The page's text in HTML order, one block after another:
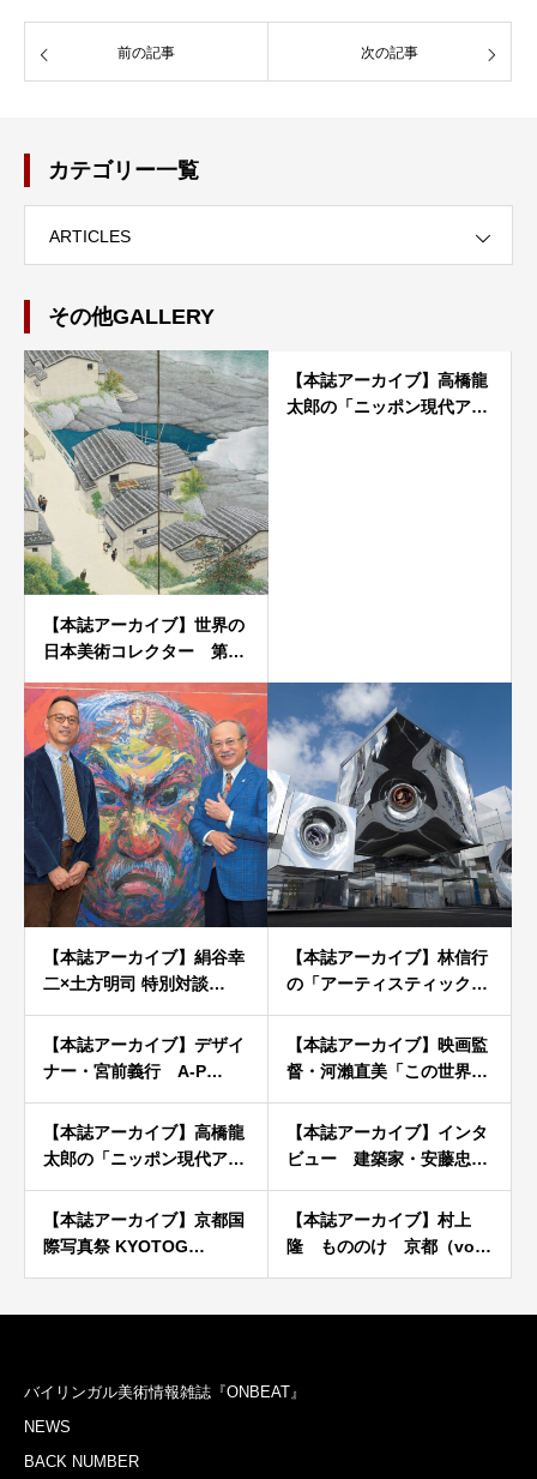
前の記事 次の記事
カテゴリー一覧
ARTICLES
その他GALLERY
【本誌アーカイブ】世界の
日本美術コレクター 第…
【本誌アーカイブ】高橋龍
太郎の「ニッポン現代ア…
【本誌アーカイブ】絹谷幸
二×土方明司 特別対談…
【本誌アーカイブ】林信行
の「アーティスティック…
【本誌アーカイブ】デザイ
ナー・宮前義行 A-P…
【本誌アーカイブ】映画監
督・河瀨直美「この世界…
【本誌アーカイブ】高橋龍
太郎の「ニッポン現代ア…
【本誌アーカイブ】インタ
ビュー 建築家・安藤忠…
【本誌アーカイブ】京都国
際写真祭 KYOTOG…
【本誌アーカイブ】村上
隆 もののけ 京都（vo…
バイリンガル美術情報雑誌『ONBEAT』
NEWS
BACK NUMBER